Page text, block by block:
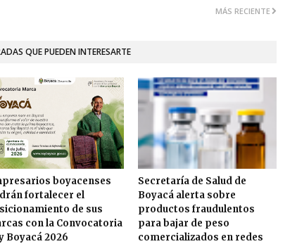
MÁS RECIENTE
QUE PUEDEN INTERESARTE
boyacenses
fortalecer el
de sus
con la Convocatoria
Boyacá 2026
Secretaría de Salud de
Boyacá alerta sobre
productos fraudulentos
para bajar de peso
comercializados en redes